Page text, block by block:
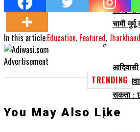
लाखों
चामी
हिन्दू
सकता :
In this article:Education, Featured, Jharkhand
Advertisement
TRENDING
You May Also Like